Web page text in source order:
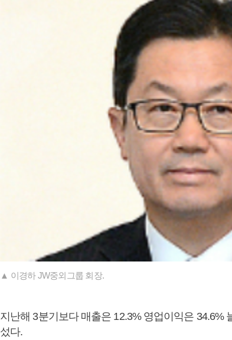
▲ 이경하 JW중외그룹 회장.
지난해 3분기보다 매출은 12.3% 영업이익은 34.6%
섰다.